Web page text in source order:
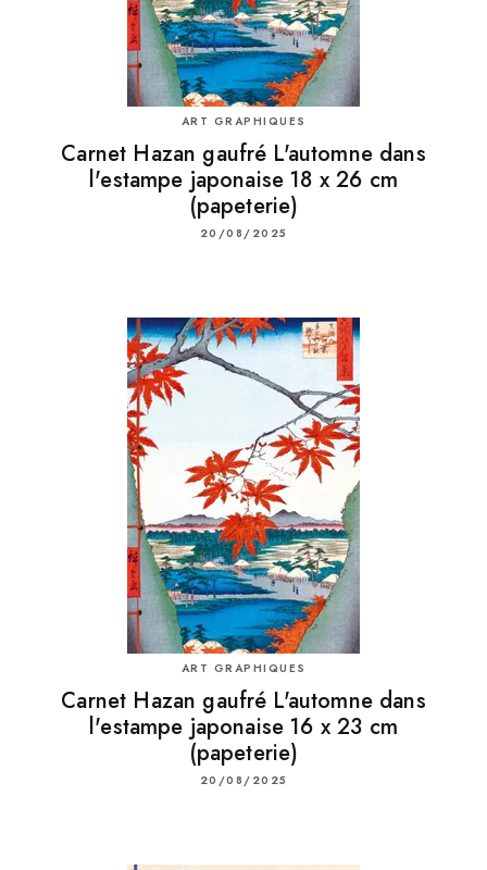
ART GRAPHIQUES
Carnet Hazan gaufré L'automne dans
l'estampe japonaise 18 x 26 cm
(papeterie)
20/08/2025
ART GRAPHIQUES
Carnet Hazan gaufré L'automne dans
l'estampe japonaise 16 x 23 cm
(papeterie)
20/08/2025